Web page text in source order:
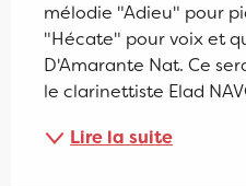
mélodie "Adieu" pour
"Hécate" pour voix et
D'Amarante Nat. Ce
le clarinettiste Elad
Lire la suite